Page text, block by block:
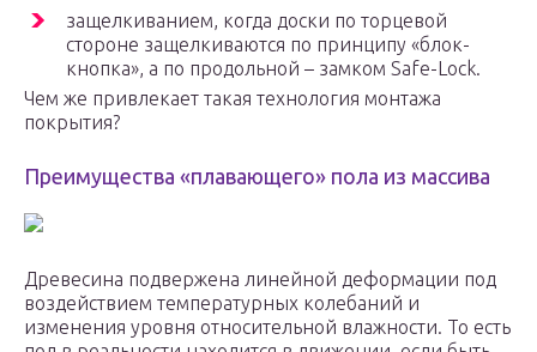
защелкиванием, когда доски по торцевой
стороне защелкиваются по принципу «блок-
кнопка», а по продольной – замком Safe-Lock.
Чем же привлекает такая технология монтажа
покрытия?
Преимущества «плавающего» пола из массива
Древесина подвержена линейной деформации под
воздействием температурных колебаний и
изменения уровня относительной влажности. То есть